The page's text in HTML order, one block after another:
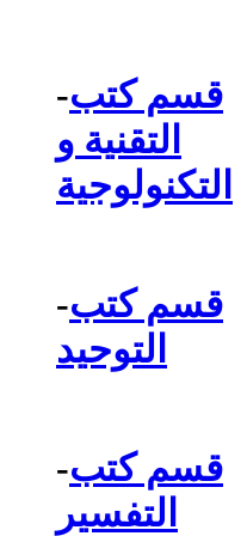
-قسم كتب
التقنية و
التكنولوجية
-قسم كتب
التوحيد
-قسم كتب
التفسير